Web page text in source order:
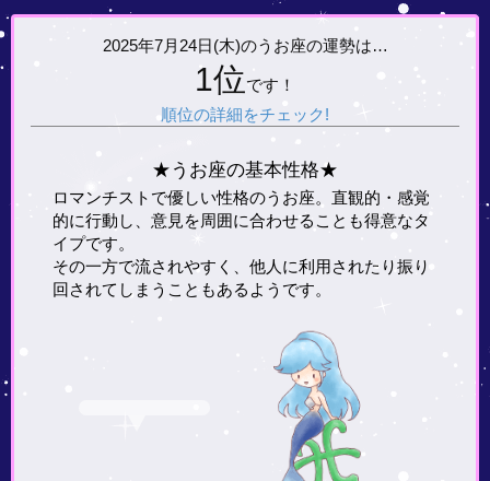
2025年7月24日(木)のうお座の運勢は…
1位です！
順位の詳細をチェック!
★うお座の基本性格★
ロマンチストで優しい性格のうお座。直観的・感覚
的に行動し、意見を周囲に合わせることも得意なタ
イプです。
その一方で流されやすく、他人に利用されたり振り
回されてしまうこともあるようです。